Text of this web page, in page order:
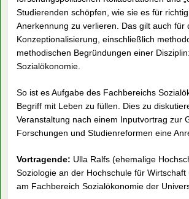
Studierenden schöpfen, wie sie es für
Anerkennung zu verlieren. Das gilt auch für
Konzeptionalisierung, einschließlich
methodischen Begründungen einer
Sozialökonomie.
So ist es Aufgabe des Fachbereichs
Begriff mit Leben zu füllen. Dies zu
Veranstaltung nach einem Inputvortrag zur
Forschungen und Studienreformen eine
Vortragende: Ulla Ralfs (ehemalige
Soziologie an der Hochschule für Wirtschaft
am Fachbereich Sozialökonomie der